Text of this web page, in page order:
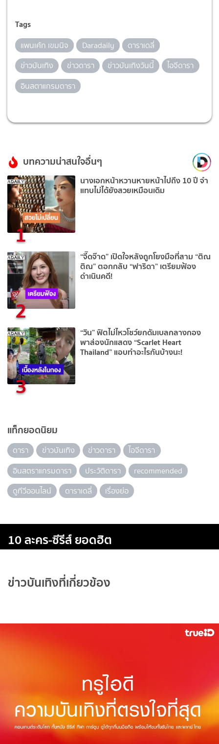
Tags
แพนเค้ก เขมนิจ Daradaily
ดาราเดลี่
ข่าวบันเทิง
ข่าวดารา ข่าวบันเทิงวันนี้
ไอจีดารา
อินสตาแกรมดารา
บทความน่าสนใจอื่นๆ
1
นางเอกหน้าหวานหายหน้าไปถึง 10 ปี จำ
แทบไม่ได้ยังสวยเหมือนเดิม
2
“จี๊ดจ๊าด” เปิดใจหลังถูกโยงมือที่สาม “ติณ
ติณ” ตอกกลับ “ฟาริดา” เตรียมฟ้อง
ดำเนินคดี!
3
“วิน” ฟิตไม่ไหวโชว์ยกดัมเบลกลางกอง
พาส่องนักแสดง “Scarlet Heart
Thailand” แอบทำอะไรกันบ้างนะ!
แท็กยอดนิยม
ดารา ข่าวบันเทิง ข่าวดารา
ไอจีดารา
อินสตราแกรมดารา
ประวัติดารา
recommended
ดูทีวีออนไลน์
ดาราเดลี่ เรื่องย่อ
10 ละคร-ซีรีส์ ยอดฮิต
ข่าวบันเทิงที่เกี่ยวข้อง